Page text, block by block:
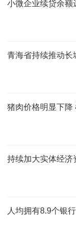
小微企业续贷余额
青海省持续推动长
猪肉价格明显下降
持续加大实体经济
人均拥有8.9个银